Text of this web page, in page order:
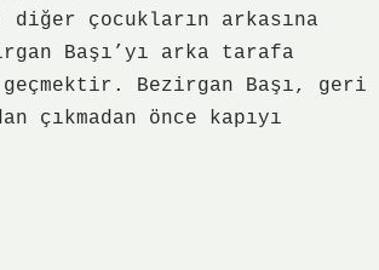
diğer çocukların arkasına
Başı’yı arka tarafa
geçmektir. Bezirgan Başı, geri
çıkmadan önce kapıyı